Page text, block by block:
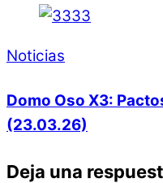
Noticias
Domo Oso X3:
(23.03.26)
Deja una